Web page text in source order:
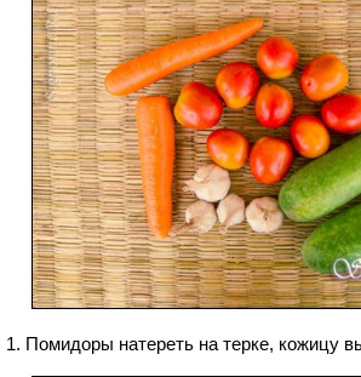
1. Помидоры натереть на терке, кожицу